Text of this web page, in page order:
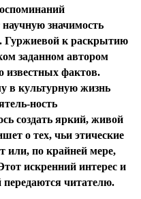
значимость
Гуржиевой к раскрытию
заданном автором
известных фактов.
в культурную жизнь
ность
создать яркий, живой
о тех, чьи этические
или, по крайней мере,
искренний интерес и
передаются читателю.